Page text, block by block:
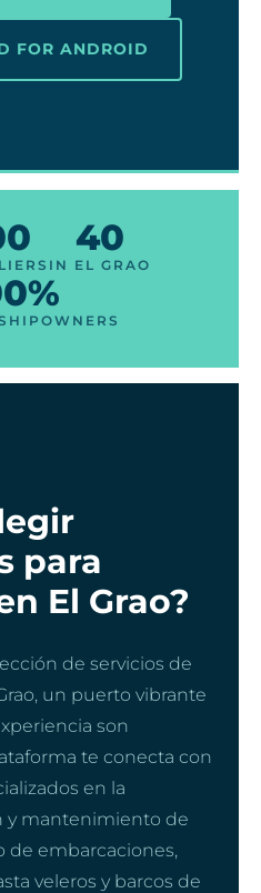
FOR ANDROID
40
IN EL GRAO
para
El Grao?
de servicios de
un puerto vibrante
son
te conecta con
en la
y mantenimiento de
de embarcaciones,
veleros y barcos de